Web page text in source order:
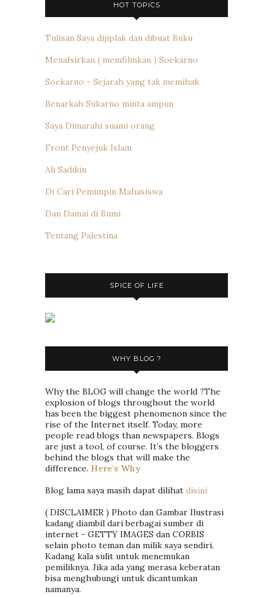
HOT TOPICS
Tulisan Saya dijiplak dan dibuat Buku
Menafsirkan ( memfilmkan ) Soekarno
Soekarno - Sejarah yang tak memihak
Benarkah Sukarno minta ampun
Saya Dimarahi suami orang
Front Penyejuk Islam
Ali Sadikin
Di Cari Pemimpin Mahasiswa
Dan Damai di Bumi
Tentang Palestina
SPICE OF LIFE
WHY BLOG ?
Why the BLOG will change the world ?The
explosion of blogs throughout the world
has been the biggest phenomenon since the
rise of the Internet itself. Today, more
people read blogs than newspapers. Blogs
are just a tool, of course. It’s the bloggers
behind the blogs that will make the
difference. Here's Why
Blog lama saya masih dapat dilihat disini
( DISCLAIMER ) Photo dan Gambar Ilustrasi
kadang diambil dari berbagai sumber di
internet - GETTY IMAGES dan CORBIS
selain photo teman dan milik saya sendiri.
Kadang kala sulit untuk menemukan
pemiliknya. Jika ada yang merasa keberatan
bisa menghubungi untuk dicantumkan
namanya.